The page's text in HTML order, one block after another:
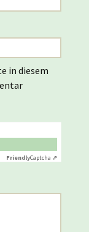
in diesem
FriendlyCaptcha ⇗